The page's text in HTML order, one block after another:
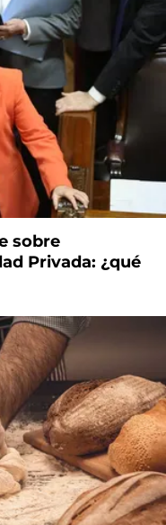
sobre
Privada: ¿qué